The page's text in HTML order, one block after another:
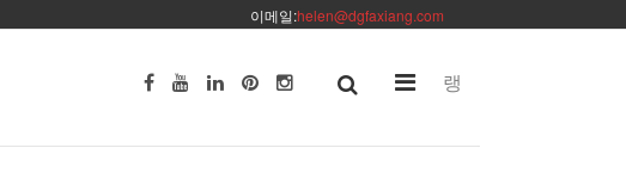
이메일:helen@dgfaxiang.com
랭